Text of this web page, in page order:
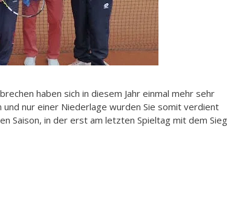
haben sich in diesem Jahr einmal mehr sehr
nur einer Niederlage wurden Sie somit verdient
Saison, in der erst am letzten Spieltag mit dem Sieg